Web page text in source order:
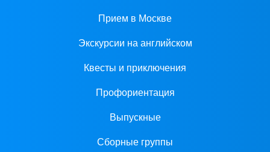
Прием в Москве
Экскурсии на английском
Квесты и приключения
Профориентация
Выпускные
Сборные группы